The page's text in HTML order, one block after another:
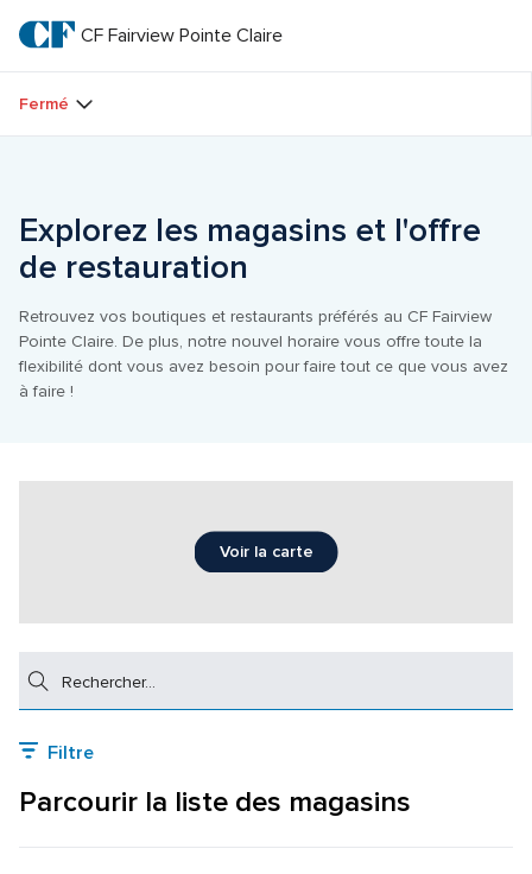
texte
principal
CF
Fairview
CF Fairview Pointe Claire
Fermé
Explorez les magasins et l'offre
de restauration
Retrouvez vos boutiques et restaurants préférés au CF Fairview
Pointe Claire. De plus, notre nouvel horaire vous offre toute la
flexibilité dont vous avez besoin pour faire tout ce que vous avez
à faire !
Voir la carte
Filtre
Parcourir la liste des magasins